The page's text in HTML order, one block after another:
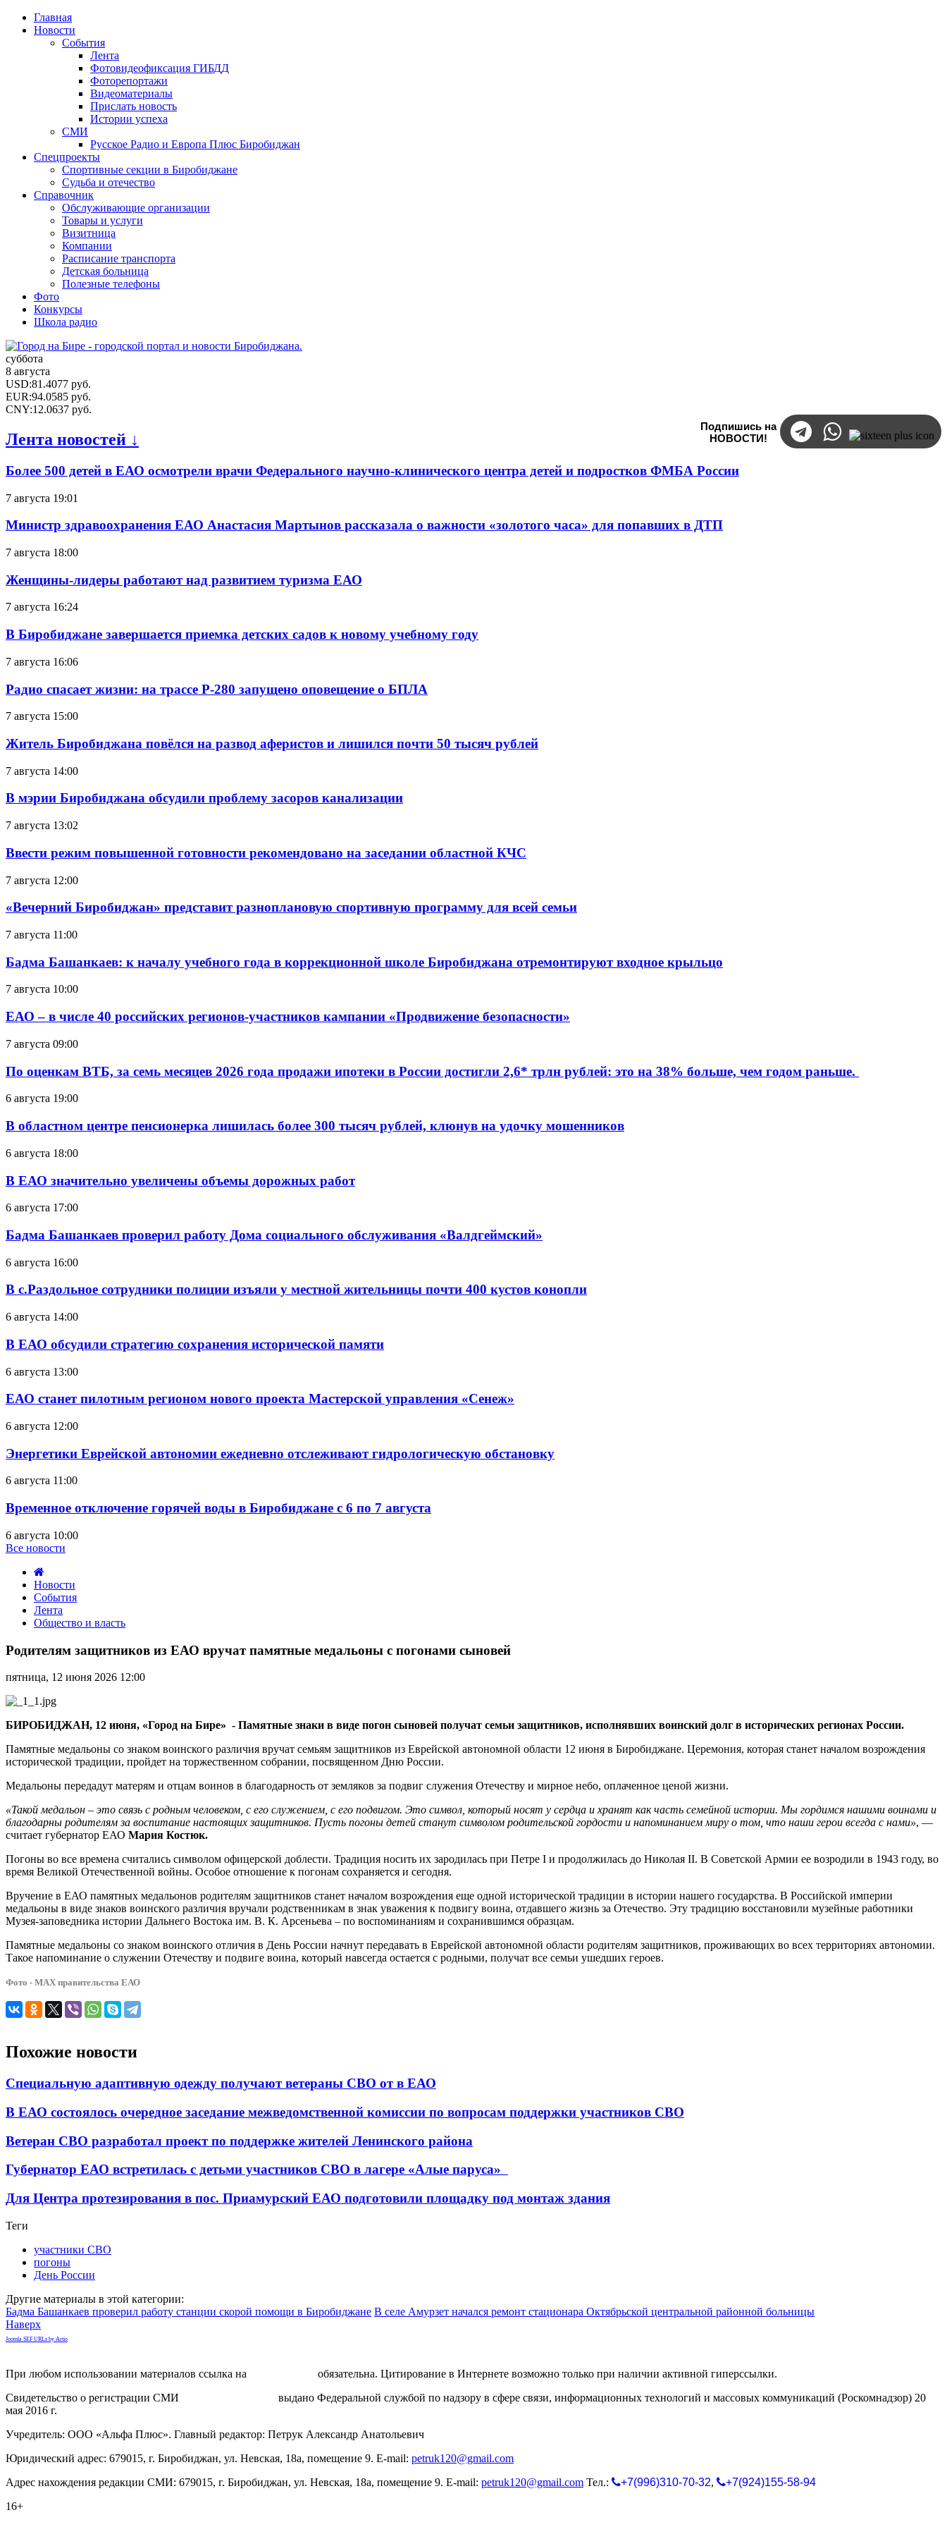
Главная
Новости
События
Лента
Фотовидеофиксация ГИБДД
Фоторепортажи
Видеоматериалы
Прислать новость
Истории успеха
СМИ
Русское Радио и Европа Плюс Биробиджан
Спецпроекты
Спортивные секции в Биробиджане
Судьба и отечество
Справочник
Обслуживающие организации
Товары и услуги
Визитница
Компании
Расписание транспорта
Детская больница
Полезные телефоны
Фото
Конкурсы
Школа радио
суббота
8 августа
USD:81.4077 руб.
EUR:94.0585 руб.
CNY:12.0637 руб.
Подпишись на
НОВОСТИ!
Лента новостей ↓
Более 500 детей в ЕАО осмотрели врачи Федерального научно-клинического центра детей и подростков ФМБА России
7 августа 19:01
Министр здравоохранения ЕАО Анастасия Мартынов рассказала о важности «золотого часа» для попавших в ДТП
7 августа 18:00
Женщины-лидеры работают над развитием туризма ЕАО
7 августа 16:24
В Биробиджане завершается приемка детских садов к новому учебному году
7 августа 16:06
Радио спасает жизни: на трассе Р-280 запущено оповещение о БПЛА
7 августа 15:00
Житель Биробиджана повёлся на развод аферистов и лишился почти 50 тысяч рублей
7 августа 14:00
В мэрии Биробиджана обсудили проблему засоров канализации
7 августа 13:02
Ввести режим повышенной готовности рекомендовано на заседании областной КЧС
7 августа 12:00
«Вечерний Биробиджан» представит разноплановую спортивную программу для всей семьи
7 августа 11:00
Бадма Башанкаев: к началу учебного года в коррекционной школе Биробиджана отремонтируют входное крыльцо
7 августа 10:00
ЕАО – в числе 40 российских регионов-участников кампании «Продвижение безопасности»
7 августа 09:00
По оценкам ВТБ, за семь месяцев 2026 года продажи ипотеки в России достигли 2,6* трлн рублей: это на 38% больше, чем годом раньше.
6 августа 19:00
В областном центре пенсионерка лишилась более 300 тысяч рублей, клюнув на удочку мошенников
6 августа 18:00
В ЕАО значительно увеличены объемы дорожных работ
6 августа 17:00
Бадма Башанкаев проверил работу Дома социального обслуживания «Валдгеймский»
6 августа 16:00
В с.Раздольное сотрудники полиции изъяли у местной жительницы почти 400 кустов конопли
6 августа 14:00
В ЕАО обсудили стратегию сохранения исторической памяти
6 августа 13:00
ЕАО станет пилотным регионом нового проекта Мастерской управления «Сенеж»
6 августа 12:00
Энергетики Еврейской автономии ежедневно отслеживают гидрологическую обстановку
6 августа 11:00
Временное отключение горячей воды в Биробиджане с 6 по 7 августа
6 августа 10:00
Все новости
Новости
События
Лента
Общество и власть
защитников
ЕАО
вручат
памятные
медальоны
с
сыновей
Родителям защитников из ЕАО вручат памятные медальоны с погонами сыновей
пятница, 12 июня 2026 12:00
БИРОБИДЖАН, 12 июня, «Город на Бире» - Памятные знаки в виде погон сыновей получат семьи защитников, исполнявших воинский долг в исторических регионах России.
Памятные медальоны со знаком воинского различия вручат семьям защитников из Еврейской автономной области 12 июня в Биробиджане. Церемония, которая станет началом возрождения
исторической традиции, пройдет на торжественном собрании, посвященном Дню России.
Медальоны передадут матерям и отцам воинов в благодарность от земляков за подвиг служения Отечеству и мирное небо, оплаченное ценой жизни.
«Такой медальон – это связь с родным человеком, с его служением, с его подвигом. Это символ, который носят у сердца и хранят как часть семейной истории. Мы гордимся нашими воинами и
благодарны родителям за воспитание настоящих защитников. Пусть погоны детей станут символом родительской гордости и напоминанием миру о том, что наши герои всегда с нами», —
считает губернатор ЕАО Мария Костюк.
Погоны во все времена считались символом офицерской доблести. Традиция носить их зародилась при Петре I и продолжилась до Николая II. В Советской Армии ее возродили в 1943 году, во
время Великой Отечественной войны. Особое отношение к погонам сохраняется и сегодня.
Вручение в ЕАО памятных медальонов родителям защитников станет началом возрождения еще одной исторической традиции в истории нашего государства. В Российской империи
медальоны в виде знаков воинского различия вручали родственникам в знак уважения к подвигу воина, отдавшего жизнь за Отечество. Эту традицию восстановили музейные работники
Музея-заповедника истории Дальнего Востока им. В. К. Арсеньева – по воспоминаниям и сохранившимся образцам.
Памятные медальоны со знаком воинского отличия в День России начнут передавать в Еврейской автономной области родителям защитников, проживающих во всех территориях автономии.
Такое напоминание о служении Отечеству и подвиге воина, который навсегда остается с родными, получат все семьи ушедших героев.
Фото - МАХ правительства ЕАО
Похожие новости
Специальную адаптивную одежду получают ветераны СВО от в ЕАО
В ЕАО состоялось очередное заседание межведомственной комиссии по вопросам поддержки участников СВО
Ветеран СВО разработал проект по поддержке жителей Ленинского района
Губернатор ЕАО встретилась с детьми участников СВО в лагере «Алые паруса»
Для Центра протезирования в пос. Приамурский ЕАО подготовили площадку под монтаж здания
Теги
участники СВО
погоны
День России
Другие материалы в этой категории:
Бадма Башанкаев проверил работу станции скорой помощи в Биробиджане В селе Амурзет начался ремонт стационара Октябрьской центральной районной больницы
Наверх
Joomla SEF URLs by Artio
При любом использовании материалов ссылка на
обязательна. Цитирование в Интернете возможно только при наличии активной гиперссылки.
Свидетельство о регистрации СМИ
выдано Федеральной службой по надзору в сфере связи, информационных технологий и массовых коммуникаций (Роскомнадзор) 20
мая 2016 г.
Учредитель: ООО «Альфа Плюс». Главный редактор: Петрук Александр Анатольевич
Юридический адрес: 679015, г. Биробиджан, ул. Невская, 18а, помещение 9. E-mail: petruk120@gmail.com
Адрес нахождения редакции СМИ: 679015, г. Биробиджан, ул. Невская, 18а, помещение 9. E-mail: petruk120@gmail.com Тел.: +7(996)310-70-32,
+7(924)155-58-94
16+